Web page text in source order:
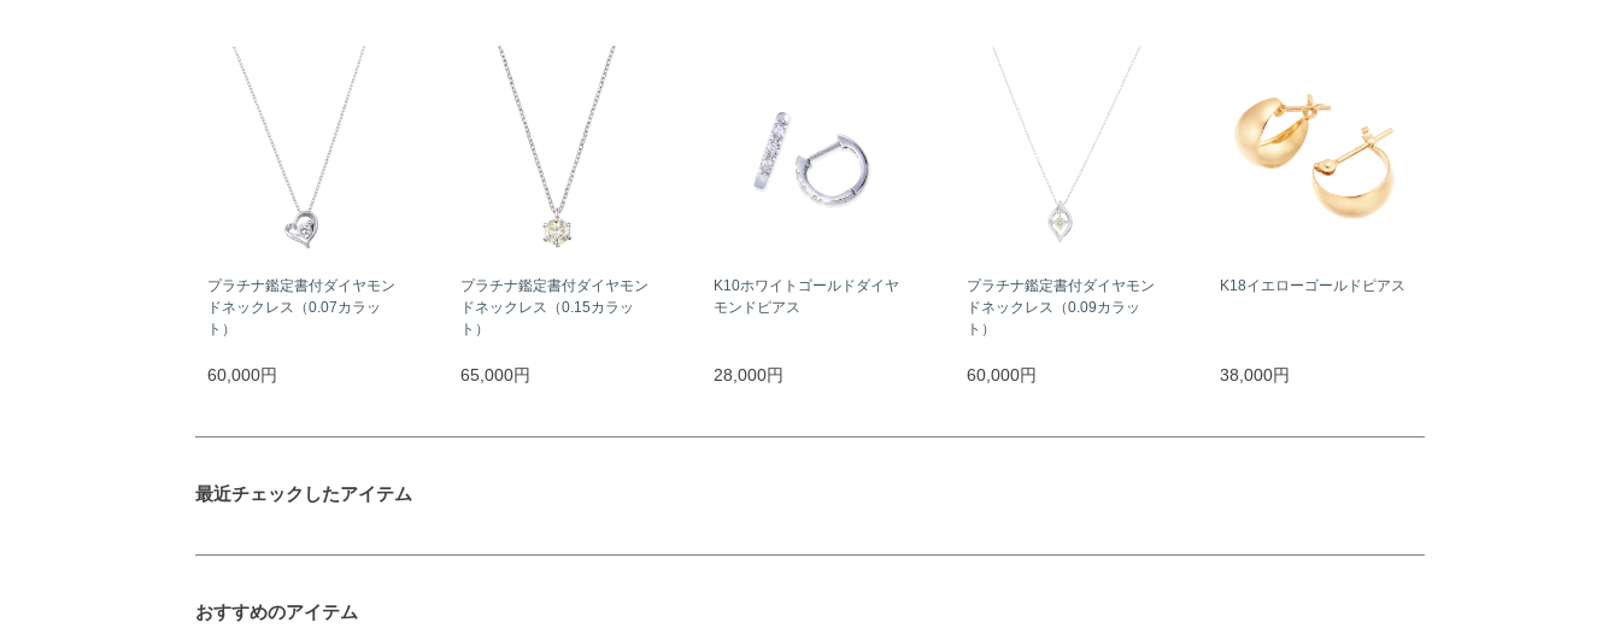
プラチナ鑑定書付ダイヤモン
ドネックレス（0.07カラッ
ト）
60,000円
プラチナ鑑定書付ダイヤモン
ドネックレス（0.15カラッ
ト）
65,000円
K10ホワイトゴールドダイヤ
モンドピアス
28,000円
プラチナ鑑定書付ダイヤモン
ドネックレス（0.09カラッ
ト）
60,000円
K18イエローゴールドピアス
38,000円
最近チェックしたアイテム
おすすめのアイテム